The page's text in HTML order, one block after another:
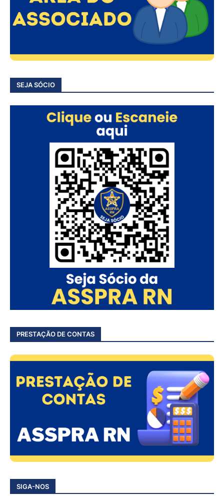
SEJA SÓCIO
PRESTAÇÃO DE CONTAS
SIGA-NOS